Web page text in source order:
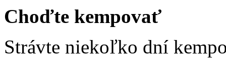
Choďte kempovať
Strávte niekoľko dní